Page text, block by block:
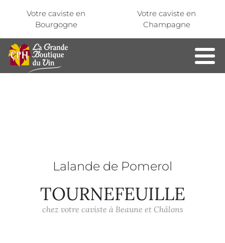
Votre caviste en
Bourgogne
Votre caviste en
Champagne
Lalande de Pomerol
TOURNEFEUILLE
chez votre caviste à Beaune et Châlons